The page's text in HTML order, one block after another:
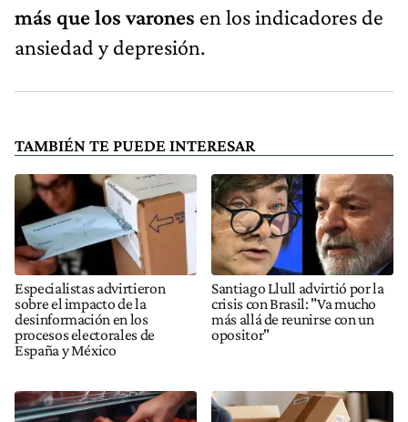
más que los varones en los indicadores de
ansiedad y depresión.
TAMBIÉN TE PUEDE INTERESAR
Especialistas advirtieron
sobre el impacto de la
desinformación en los
procesos electorales de
España y México
Santiago Llull advirtió por la
crisis con Brasil: "Va mucho
más allá de reunirse con un
opositor"